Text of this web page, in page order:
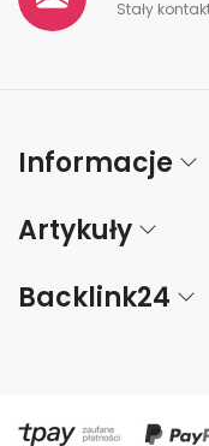
Stały
Informacje
Artykuły
Backlink24